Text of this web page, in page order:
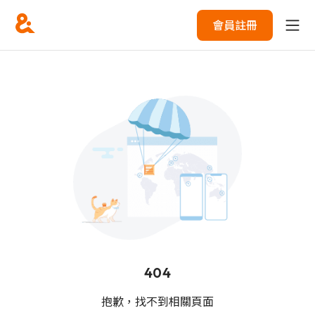
會員註冊
404
抱歉，找不到相關頁面